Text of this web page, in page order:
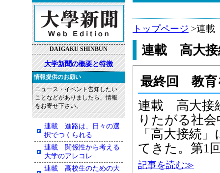
DAIGAKU SHINBUN
トップページ >連載
連載 高大接
最終回 教育
連載 高大接
りたがる社
「高大接続
てきた。第1
記事を読む≫
大学新聞の概要と特徴
情報提供のお願い
ニュース・イベント告知したい
ことなどがありましたら、情報
をお寄せ下さい。
連載 進路は、日々の選
択でつくられる
連載 関係性から考える
大学のアレコレ
連載 高校生のための大